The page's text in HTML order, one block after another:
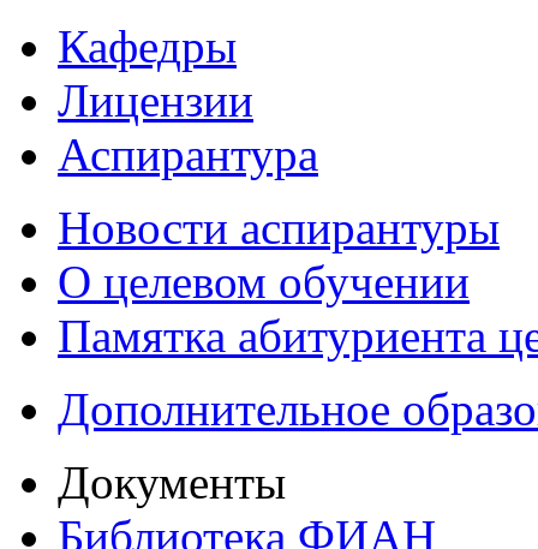
Кафедры
Лицензии
Аспирантура
Новости аспирантуры
О целевом обучении
Памятка абитуриента
Дополнительное
Документы
Библиотека ФИАН